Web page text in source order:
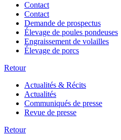
Contact
Contact
Demande de prospectus
Élevage de poules pondeuses
Engraissement de volailles
Élevage de porcs
Retour
Actualités & Récits
Actualités
Communiqués de presse
Revue de presse
Retour